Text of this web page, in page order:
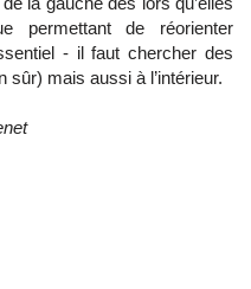
permettant de réorienter
- il faut chercher des
sûr) mais aussi à l’intérieur.